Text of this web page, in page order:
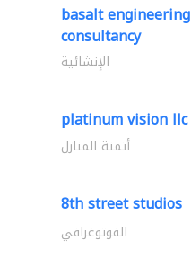
basalt engineering
consultancy
الإنشائية
platinum vision llc
أتمتة المنازل
8th street studios
الفوتوغرافي